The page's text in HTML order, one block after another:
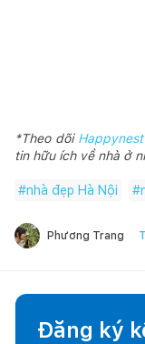
*Theo dõi Happynest
tin hữu ích về nhà ở
#nhà đẹp Hà Nội #
Phương Trang
Đăng ký